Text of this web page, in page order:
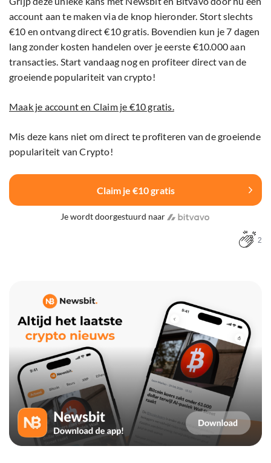
account aan te maken via de knop hieronder. Stort slechts
€10 en ontvang direct €10 gratis. Bovendien kun je 7 dagen
lang zonder kosten handelen over je eerste €10.000 aan
transacties. Start vandaag nog en profiteer direct van de
groeiende populariteit van crypto!
Maak je account en Claim je €10 gratis.
Mis deze kans niet om direct te profiteren van de groeiende
populariteit van Crypto!
Claim je €10 gratis
Je wordt doorgestuurd naar
2